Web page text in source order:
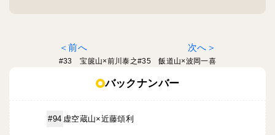
前へ
#33 宝篋山×前川泰之#35 飯道山×波岡一喜
次へ
バックナンバー
#94 虚空蔵山×近藤頌利